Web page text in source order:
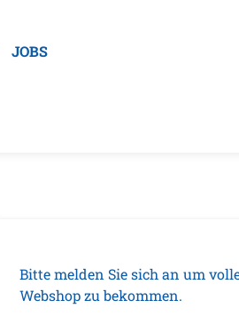
JOBS
Bitte melden Sie sich an um
Webshop zu bekommen.